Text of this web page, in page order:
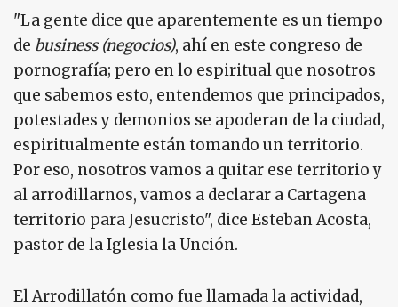
"La gente dice que aparentemente es un tiempo
de business (negocios), ahí en este congreso de
pornografía; pero en lo espiritual que nosotros
que sabemos esto, entendemos que principados,
potestades y demonios se apoderan de la ciudad,
espiritualmente están tomando un territorio.
Por eso, nosotros vamos a quitar ese territorio y
al arrodillarnos, vamos a declarar a Cartagena
territorio para Jesucristo", dice Esteban Acosta,
pastor de la Iglesia la Unción.
El Arrodillatón como fue llamada la actividad,